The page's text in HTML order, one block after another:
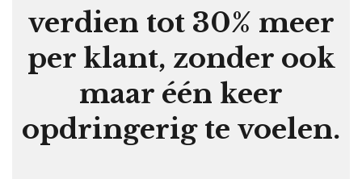
verdien tot 30% meer
per klant, zonder ook
maar één keer
opdringerig te voelen.